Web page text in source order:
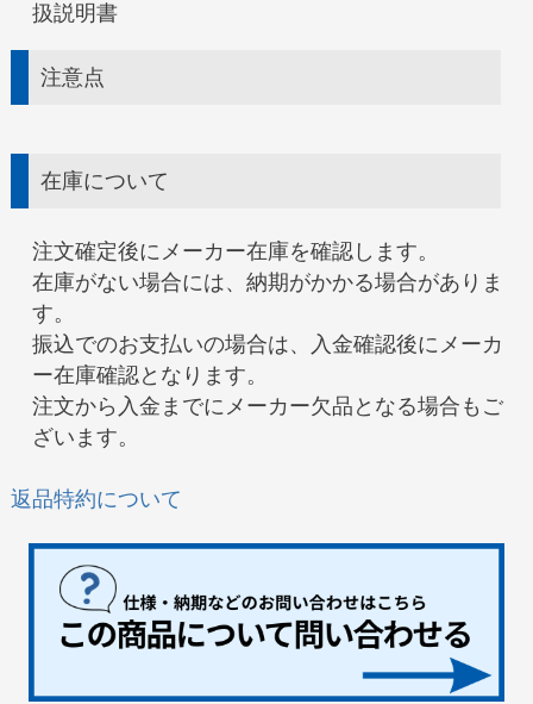
扱説明書
注意点
在庫について
注文確定後にメーカー在庫を確認します。
在庫がない場合には、納期がかかる場合がありま
す。
振込でのお支払いの場合は、入金確認後にメーカ
ー在庫確認となります。
注文から入金までにメーカー欠品となる場合もご
ざいます。
返品特約について